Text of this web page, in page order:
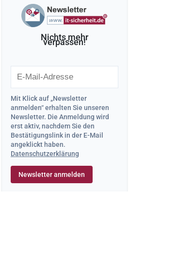
Nichts mehr
verpassen!
Mit Klick auf „Newsletter
anmelden“ erhalten Sie unseren
Newsletter. Die Anmeldung wird
erst aktiv, nachdem Sie den
Bestätigungslink in der E-Mail
angeklickt haben.
Datenschutzerklärung